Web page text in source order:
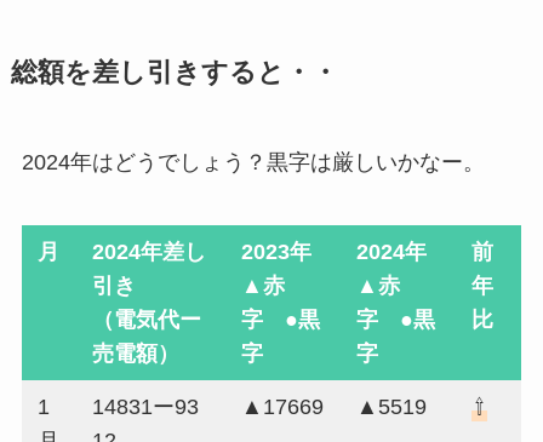
総額を差し引きすると・・
2024年はどうでしょう？黒字は厳しいかなー。
月
2024年差し
引き
（電気代ー
売電額）
2023年
▲赤
字 ●黒
字
2024年
▲赤
字 ●黒
字
前
年
比
1
14831ー93
▲17669 ▲5519 ⇧